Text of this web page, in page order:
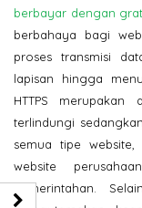
berbayar dengan
berbahaya bagi
proses transmisi
lapisan hingga
HTTPS
terlindungi
semua tipe
website
pemerintahan.